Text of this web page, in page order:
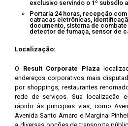
exclusivo servindo o 1º subsolo
Portaria 24 horas, recepção
catracas eletrônicas,
documento, sistema de
detector de fumaça, sensor de
Localização:
O Result Corporate Plaza
endereços corporativos mais
por shoppings, restaurantes
rede de serviços. Sua localização
rápido às principais vias, como
Avenida Santo Amaro e Marginal